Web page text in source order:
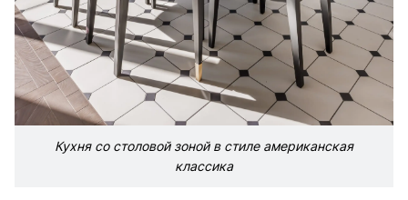
Кухня со столовой зоной в стиле американская
классика